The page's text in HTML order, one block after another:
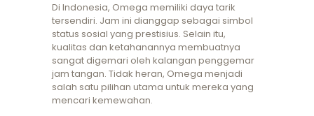
Di Indonesia, Omega memiliki daya tarik
tersendiri. Jam ini dianggap sebagai simbol
status sosial yang prestisius. Selain itu,
kualitas dan ketahanannya membuatnya
sangat digemari oleh kalangan penggemar
jam tangan. Tidak heran, Omega menjadi
salah satu pilihan utama untuk mereka yang
mencari kemewahan.